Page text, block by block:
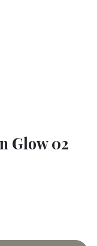
Glow 02